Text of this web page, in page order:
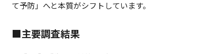
て予防」へと本質がシフトしています。
■主要調査結果